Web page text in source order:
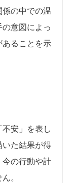
の中での温
意図によっ
あることを示
安」を表し
いた結果が得
今の行動や計
。